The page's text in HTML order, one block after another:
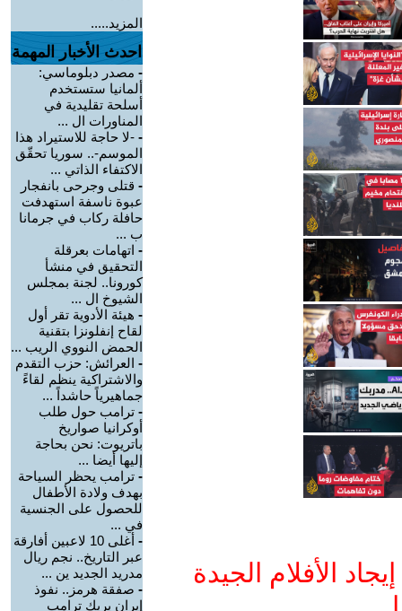
الأفلام الجيدة
المزيد.....
احدث الأخبار المهمة
- مصدر دبلوماسي:
ألمانيا ستستخدم
أسلحة تقليدية في
المناورات ال ...
- -لا حاجة للاستيراد هذا
الموسم-.. سوريا تحقّق
الاكتفاء الذاتي ...
- قتلى وجرحى بانفجار
عبوة ناسفة استهدفت
حافلة ركاب في جرمانا
ب ...
- اتهامات بعرقلة
التحقيق في منشأ
كورونا.. لجنة بمجلس
الشيوخ ال ...
- هيئة الأدوية تقر أول
لقاح إنفلونزا بتقنية
الحمض النووي الريب ...
- العرائش: حزب التقدم
والاشتراكية ينظم لقاءً
جماهيرياً حاشداً ...
- ترامب حول طلب
أوكرانيا صواريخ
باتريوت: نحن بحاجة
إليها أيضا ...
- ترامب يحظر السياحة
بهدف ولادة الأطفال
للحصول على الجنسية
في ...
-
أغلى 10 لاعبين أفارقة
عبر التاريخ.. نجم ريال
مدريد الجديد ين ...
- صفقة هرمز.. نفوذ
إيران يربك ترامب